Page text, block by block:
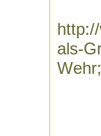
als-